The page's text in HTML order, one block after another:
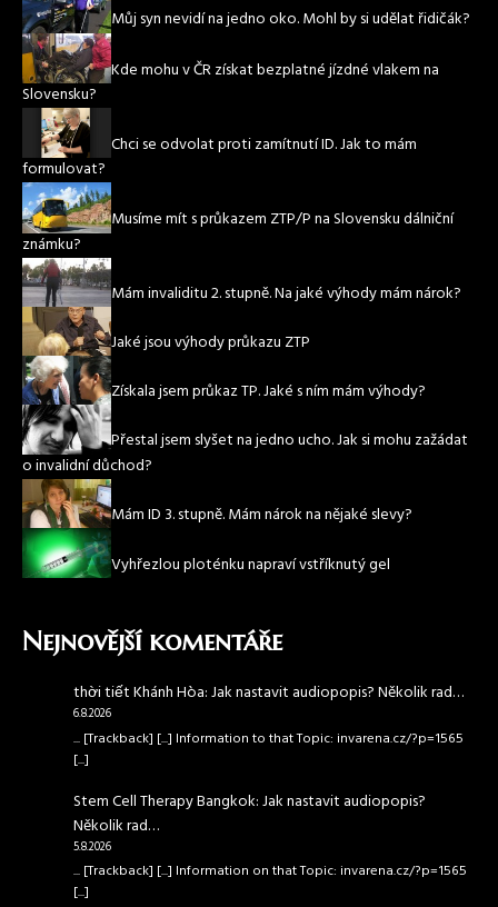
Můj syn nevidí na jedno oko. Mohl by si udělat řidičák?
Kde mohu v ČR získat bezplatné jízdné vlakem na
Slovensku?
Chci se odvolat proti zamítnutí ID. Jak to mám
formulovat?
Musíme mít s průkazem ZTP/P na Slovensku dálniční
známku?
Mám invaliditu 2. stupně. Na jaké výhody mám nárok?
Jaké jsou výhody průkazu ZTP
Získala jsem průkaz TP. Jaké s ním mám výhody?
Přestal jsem slyšet na jedno ucho. Jak si mohu zažádat
o invalidní důchod?
Mám ID 3. stupně. Mám nárok na nějaké slevy?
Vyhřezlou ploténku napraví vstříknutý gel
Nejnovější komentáře
thời tiết Khánh Hòa:Jak nastavit audiopopis? Několik rad…
6.8.2026
... [Trackback] [...] Information to that Topic: invarena.cz/?p=1565
[...]
Stem Cell Therapy Bangkok:Jak nastavit audiopopis?
Několik rad…
5.8.2026
... [Trackback] [...] Information on that Topic: invarena.cz/?p=1565
[...]